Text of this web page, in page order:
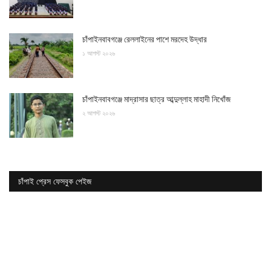
চাঁপাইনবাবগঞ্জে রেললাইনের পাশে মরদেহ উদ্ধার
১ আগস্ট ২০২৬
চাঁপাইনবাবগঞ্জে মাদ্রাসার ছাত্র আব্দুল্লাহ মাহাদী নিখোঁজ
২ আগস্ট ২০২৬
চাঁপাই প্রেস ফেসবুক পেইজ